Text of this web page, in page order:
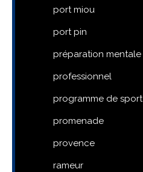
port miou
port pin
préparation mentale
professionnel
programme de sport
promenade
provence
rameur